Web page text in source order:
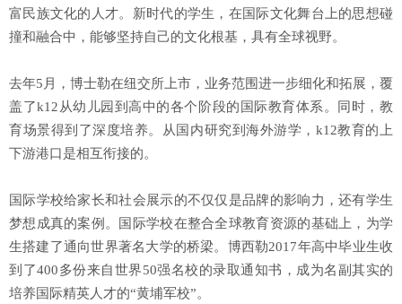
富民族文化的人才。新时代的学生，在国际文化舞台上的思想碰
撞和融合中，能够坚持自己的文化根基，具有全球视野。
去年5月，博士勒在纽交所上市，业务范围进一步细化和拓展，覆
盖了k12从幼儿园到高中的各个阶段的国际教育体系。同时，教
育场景得到了深度培养。从国内研究到海外游学，k12教育的上
下游港口是相互衔接的。
国际学校给家长和社会展示的不仅仅是品牌的影响力，还有学生
梦想成真的案例。国际学校在整合全球教育资源的基础上，为学
生搭建了通向世界著名大学的桥梁。博西勒2017年高中毕业生收
到了400多份来自世界50强名校的录取通知书，成为名副其实的
培养国际精英人才的“黄埔军校”。